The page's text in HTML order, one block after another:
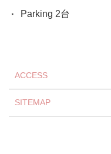
Parking 2台
ACCESS
SITEMAP